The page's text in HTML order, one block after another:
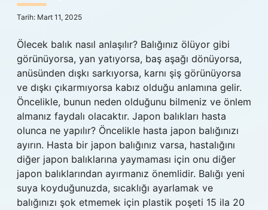
Tarih: Mart 11, 2025
Ölecek balık nasıl anlaşılır? Balığınız ölüyor gibi
görünüyorsa, yan yatıyorsa, baş aşağı dönüyorsa,
anüsünden dışkı sarkıyorsa, karnı şiş görünüyorsa
ve dışkı çıkarmıyorsa kabız olduğu anlamına gelir.
Öncelikle, bunun neden olduğunu bilmeniz ve önlem
almanız faydalı olacaktır. Japon balıkları hasta
olunca ne yapılır? Öncelikle hasta japon balığınızı
ayırın. Hasta bir japon balığınız varsa, hastalığını
diğer japon balıklarına yaymaması için onu diğer
japon balıklarından ayırmanız önemlidir. Balığı yeni
suya koyduğunuzda, sıcaklığı ayarlamak ve
balığınızı şok etmemek için plastik poşeti 15 ila 20